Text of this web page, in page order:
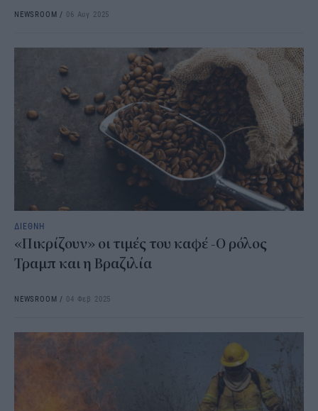
NEWSROOM / 06 Αυγ 2025
ΔΙΕΘΝΗ
«Πικρίζουν» οι τιμές του καφέ -Ο ρόλος
Τραμπ και η Βραζιλία
NEWSROOM / 04 Φεβ 2025